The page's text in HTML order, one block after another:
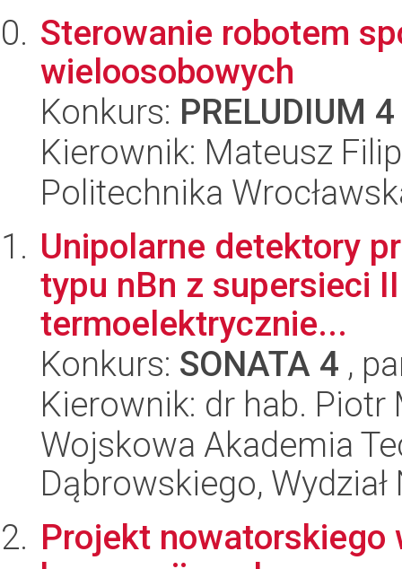
Sterowanie robotem
wieloosobowych
Konkurs: PRELUDIUM 4
Kierownik: Mateusz
Politechnika
Unipolarne detektory
typu nBn z supersieci
termoelektrycznie...
Konkurs: SONATA 4 ,
Kierownik: dr hab.
Wojskowa Akademia
Dąbrowskiego,
Projekt nowatorskiego